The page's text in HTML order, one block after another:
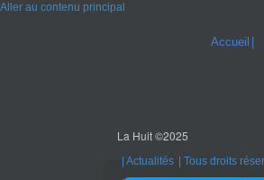
Aller au contenu principal
Accueil
La Huit ©2025
Actualités Tous droits